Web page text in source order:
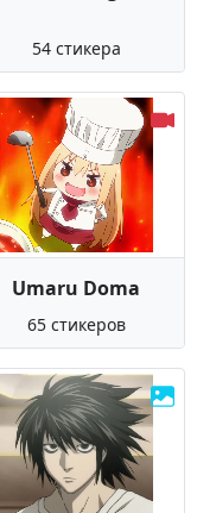
54 стикера
Umaru Doma
65 стикеров